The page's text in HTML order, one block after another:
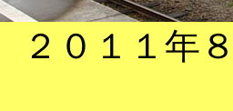
２０１１年